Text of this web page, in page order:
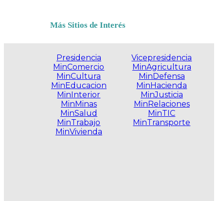
Más Sitios de Interés
Presidencia
MinComercio
MinCultura
MinEducacion
MinInterior
MinMinas
MinSalud
MinTrabajo
MinVivienda
Vicepresidencia
MinAgricultura
MinDefensa
MinHacienda
MinJusticia
MinRelaciones
MinTIC
MinTransporte